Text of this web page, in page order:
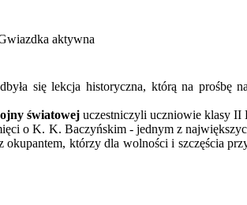
się lekcja historyczna, którą na prośbę
światowej uczestniczyli uczniowie klasy II
o K. K. Baczyńskim - jednym z
którzy dla wolności i szczęścia